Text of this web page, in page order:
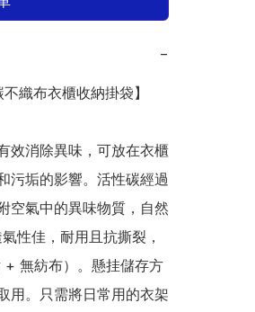
−
織布衣櫃收納掛袋】
效消除異味，可放在衣櫃
污垢的影響。活性碳經過
空氣中的異味物質，自然
性佳，耐用且抗撕裂，
無紡布）。懸挂儲存方
用。只需將日常用的衣架